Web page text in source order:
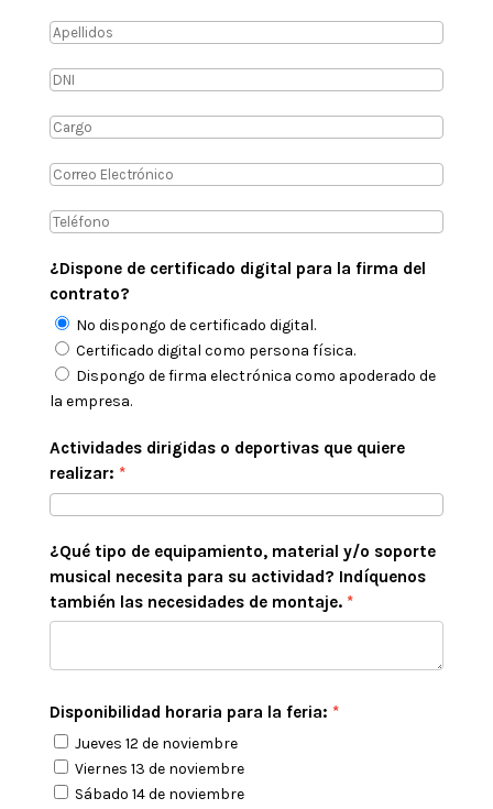
¿Dispone de certificado digital para la firma del
contrato?
No dispongo de certificado digital.
Certificado digital como persona física.
Dispongo de firma electrónica como apoderado de
la empresa.
Actividades dirigidas o deportivas que quiere
realizar:
¿Qué tipo de equipamiento, material y/o soporte
musical necesita para su actividad? Indíquenos
también las necesidades de montaje.
Disponibilidad horaria para la feria:
Jueves 12 de noviembre
Viernes 13 de noviembre
Sábado 14 de noviembre